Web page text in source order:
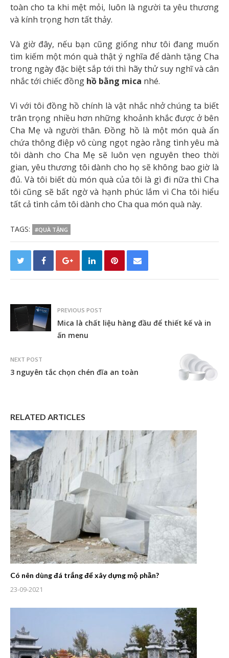
toàn cho ta khi mệt mỏi, luôn là người ta yêu thương
và kính trọng hơn tất thảy.
Và giờ đây, nếu bạn cũng giống như tôi đang muốn
tìm kiếm một món quà thật ý nghĩa để dành tặng Cha
trong ngày đặc biệt sắp tới thì hãy thử suy nghĩ và cân
nhắc tới chiếc đồng hồ bằng mica nhé.
Vì với tôi đồng hồ chính là vật nhắc nhở chúng ta biết
trân trọng nhiều hơn những khoảnh khắc được ở bên
Cha Mẹ và người thân. Đồng hồ là một món quà ẩn
chứa thông điệp vô cùng ngọt ngào rằng tình yêu mà
tôi dành cho Cha Mẹ sẽ luôn vẹn nguyên theo thời
gian, yêu thương tôi dành cho họ sẽ không bao giờ là
đủ. Và tôi biết dù món quà của tôi là gì đi nữa thì Cha
tôi cũng sẽ bất ngờ và hạnh phúc lắm vì Cha tôi hiểu
tất cả tình cảm tôi dành cho Cha qua món quà này.
TAGS: #QUÀ TẶNG
PREVIOUS POST
Mica là chất liệu hàng đầu để thiết kế và in
ấn menu
NEXT POST
3 nguyên tắc chọn chén đĩa an toàn
RELATED ARTICLES
Có nên dùng đá trắng để xây dựng mộ phần?
23-09-2021